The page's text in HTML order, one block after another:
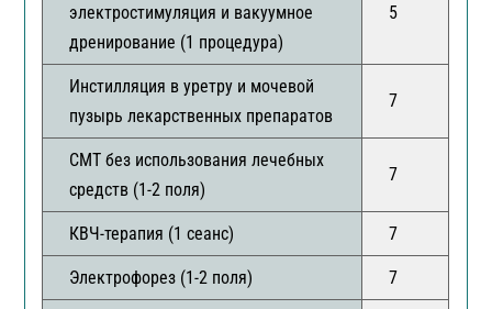
электростимуляция и вакуумное
дренирование (1 процедура)
5
Инстилляция в уретру и мочевой
пузырь лекарственных препаратов
7
СМТ без использования лечебных
средств (1-2 поля)
7
КВЧ-терапия (1 сеанс) 7
Электрофорез (1-2 поля) 7